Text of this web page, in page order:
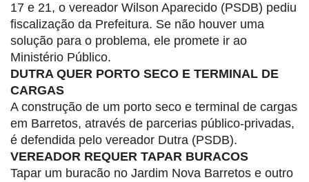
17 e 21, o vereador Wilson Aparecido (PSDB) pediu
fiscalização da Prefeitura. Se não houver uma
solução para o problema, ele promete ir ao
Ministério Público.
DUTRA QUER PORTO SECO E TERMINAL DE
CARGAS
A construção de um porto seco e terminal de cargas
em Barretos, através de parcerias público-privadas,
é defendida pelo vereador Dutra (PSDB).
VEREADOR REQUER TAPAR BURACOS
Tapar um buracão no Jardim Nova Barretos e outro